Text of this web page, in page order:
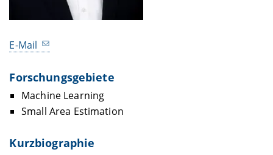
E-Mail
Forschungsgebiete
Machine Learning
Small Area Estimation
Kurzbiographie